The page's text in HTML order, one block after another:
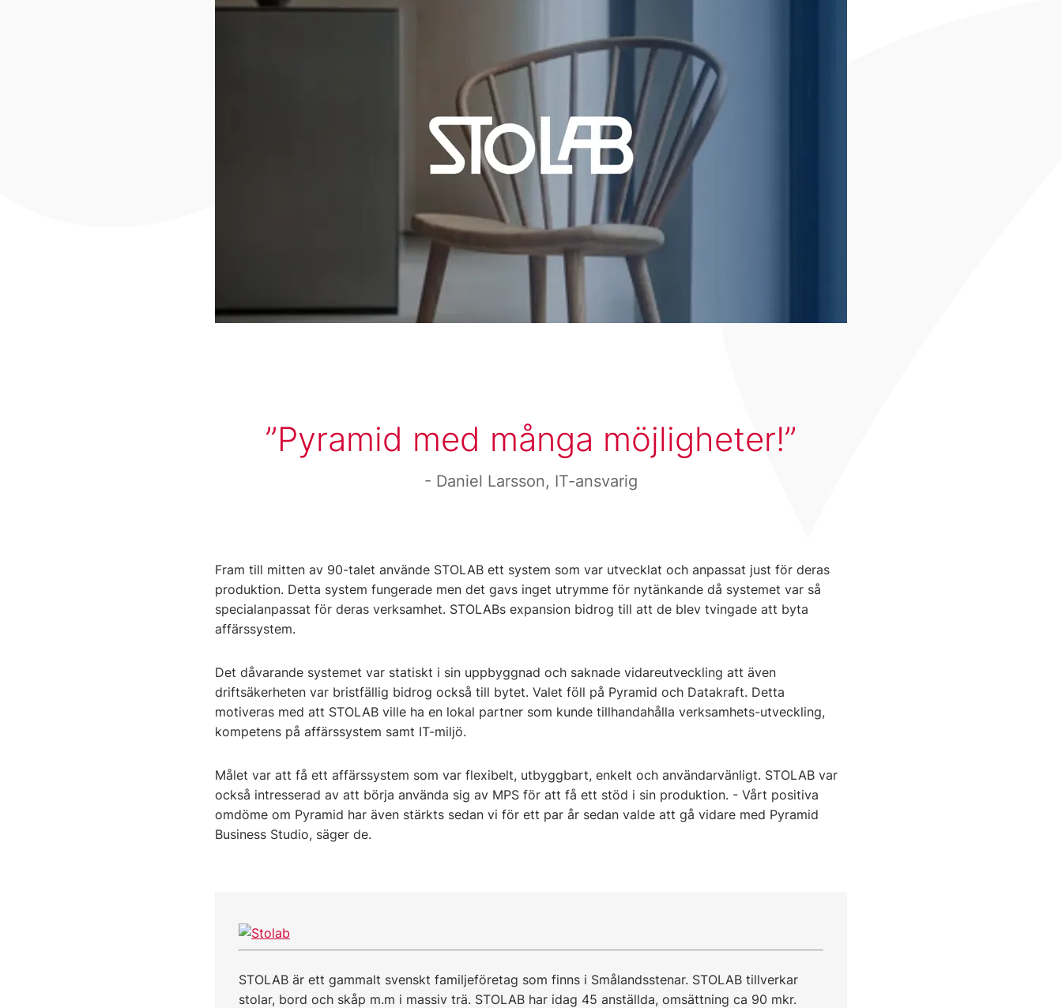
Pyramid med många möjligheter!
Daniel Larsson, IT-ansvarig
Fram till mitten av 90-talet använde STOLAB ett system som var utvecklat och anpassat just för deras
produktion. Detta system fungerade men det gavs inget utrymme för nytänkande då systemet var så
specialanpassat för deras verksamhet. STOLABs expansion bidrog till att de blev tvingade att byta
affärssystem.
Det dåvarande systemet var statiskt i sin uppbyggnad och saknade vidareutveckling att även
driftsäkerheten var bristfällig bidrog också till bytet. Valet föll på Pyramid och Datakraft. Detta
motiveras med att STOLAB ville ha en lokal partner som kunde tillhandahålla verksamhets-utveckling,
kompetens på affärssystem samt IT-miljö.
Målet var att få ett affärssystem som var flexibelt, utbyggbart, enkelt och användarvänligt. STOLAB var
också intresserad av att börja använda sig av MPS för att få ett stöd i sin produktion. - Vårt positiva
omdöme om Pyramid har även stärkts sedan vi för ett par år sedan valde att gå vidare med Pyramid
Business Studio, säger de.
STOLAB är ett gammalt svenskt familjeföretag som finns i Smålandsstenar. STOLAB tillverkar
stolar, bord och skåp m.m i massiv trä. STOLAB har idag 45 anställda, omsättning ca 90 mkr.